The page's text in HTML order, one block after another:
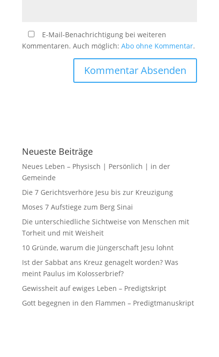
E-Mail-Benachrichtigung bei weiteren
Kommentaren. Auch möglich: Abo ohne Kommentar.
Neueste Beiträge
Neues Leben – Physisch | Persönlich | in der
Gemeinde
Die 7 Gerichtsverhöre Jesu bis zur Kreuzigung
Moses 7 Aufstiege zum Berg Sinai
Die unterschiedliche Sichtweise von Menschen mit
Torheit und mit Weisheit
10 Gründe, warum die Jüngerschaft Jesu lohnt
Ist der Sabbat ans Kreuz genagelt worden? Was
meint Paulus im Kolosserbrief?
Gewissheit auf ewiges Leben – Predigtskript
Gott begegnen in den Flammen – Predigtmanuskript